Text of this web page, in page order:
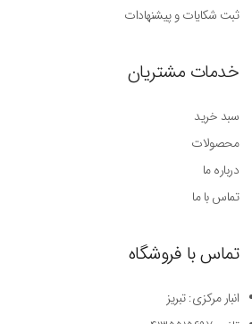
ثبت شکایات و پیشنهادات
خدمات مشتریان
سبد خرید
محصولات
درباره ما
تماس با ما
تماس با فروشگاه
انبار مرکزی: تبریز